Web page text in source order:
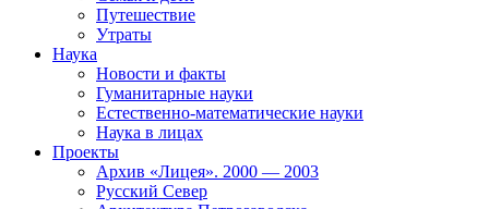
Путешествие
Утраты
Наука
Новости и факты
Гуманитарные науки
Естественно-математические науки
Наука в лицах
Проекты
Архив «Лицея». 2000 — 2003
Русский Север